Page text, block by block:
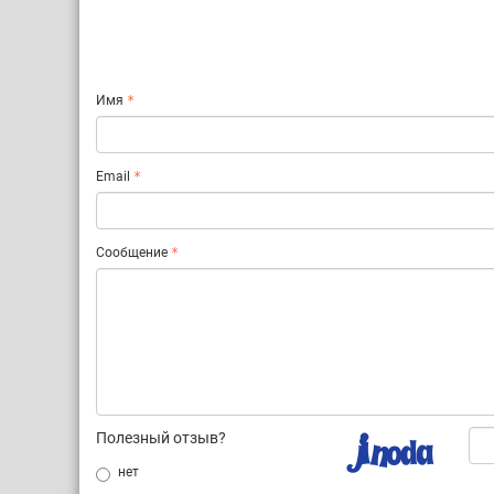
Имя
Email
Сообщение
Полезный отзыв?
нет